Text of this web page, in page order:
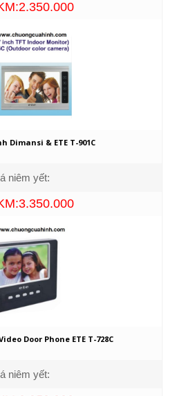
Dimansi & ETE T-901C
niêm yết:
Door Phone ETE T-728C
niêm yết: